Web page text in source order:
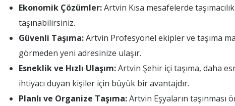
Ekonomik Çözümler:Artvin Kısa mesafelerde
taşınabilirsiniz.
Güvenli Taşıma:Artvin Profesyonel ekipler ve taşıma
görmeden yeni adresinize ulaşır.
Esneklik ve Hızlı Ulaşım:Artvin Şehir içi taşıma, daha
ihtiyacı duyan kişiler için büyük bir avantajdır.
Planlı ve Organize Taşıma:Artvin Eşyaların taşınması